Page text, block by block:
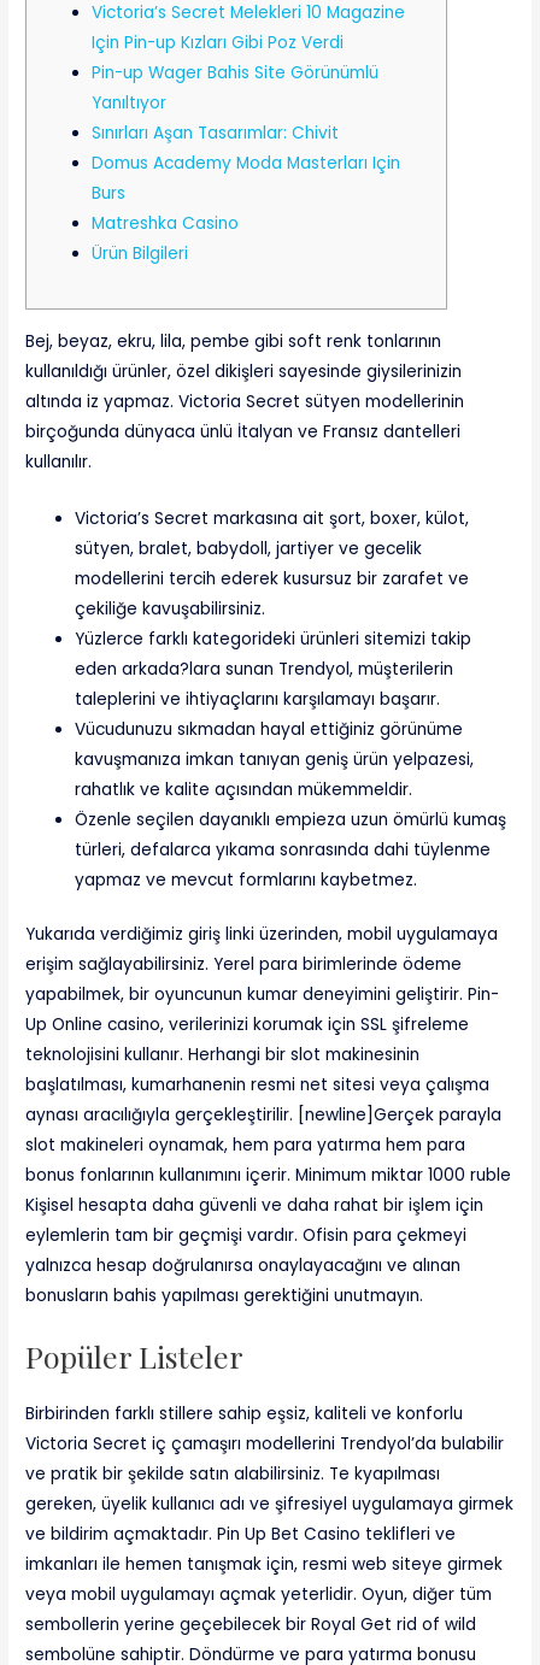
Victoria’s Secret Melekleri 10 Magazine
Için Pin-up Kızları Gibi Poz Verdi
Pin-up Wager Bahis Site Görünümlü
Yanıltıyor
Sınırları Aşan Tasarımlar: Chivit
Domus Academy Moda Masterları Için
Burs
Matreshka Casino
Ürün Bilgileri
Bej, beyaz, ekru, lila, pembe gibi soft renk tonlarının
kullanıldığı ürünler, özel dikişleri sayesinde giysilerinizin
altında iz yapmaz. Victoria Secret sütyen modellerinin
birçoğunda dünyaca ünlü İtalyan ve Fransız dantelleri
kullanılır.
Victoria’s Secret markasına ait şort, boxer, külot,
sütyen, bralet, babydoll, jartiyer ve gecelik
modellerini tercih ederek kusursuz bir zarafet ve
çekiliğe kavuşabilirsiniz.
Yüzlerce farklı kategorideki ürünleri sitemizi takip
eden arkada?lara sunan Trendyol, müşterilerin
taleplerini ve ihtiyaçlarını karşılamayı başarır.
Vücudunuzu sıkmadan hayal ettiğiniz görünüme
kavuşmanıza imkan tanıyan geniş ürün yelpazesi,
rahatlık ve kalite açısından mükemmeldir.
Özenle seçilen dayanıklı empieza uzun ömürlü kumaş
türleri, defalarca yıkama sonrasında dahi tüylenme
yapmaz ve mevcut formlarını kaybetmez.
Yukarıda verdiğimiz giriş linki üzerinden, mobil uygulamaya
erişim sağlayabilirsiniz. Yerel para birimlerinde ödeme
yapabilmek, bir oyuncunun kumar deneyimini geliştirir. Pin-
Up Online casino, verilerinizi korumak için SSL şifreleme
teknolojisini kullanır. Herhangi bir slot makinesinin
başlatılması, kumarhanenin resmi net sitesi veya çalışma
aynası aracılığıyla gerçekleştirilir. [newline]Gerçek parayla
slot makineleri oynamak, hem para yatırma hem para
bonus fonlarının kullanımını içerir. Minimum miktar 1000 ruble
Kişisel hesapta daha güvenli ve daha rahat bir işlem için
eylemlerin tam bir geçmişi vardır. Ofisin para çekmeyi
yalnızca hesap doğrulanırsa onaylayacağını ve alınan
bonusların bahis yapılması gerektiğini unutmayın.
Popüler Listeler
Birbirinden farklı stillere sahip eşsiz, kaliteli ve konforlu
Victoria Secret iç çamaşırı modellerini Trendyol’da bulabilir
ve pratik bir şekilde satın alabilirsiniz. Te kyapılması
gereken, üyelik kullanıcı adı ve şifresiyel uygulamaya girmek
ve bildirim açmaktadır. Pin Up Bet Casino teklifleri ve
imkanları ile hemen tanışmak için, resmi web siteye girmek
veya mobil uygulamayı açmak yeterlidir. Oyun, diğer tüm
sembollerin yerine geçebilecek bir Royal Get rid of wild
sembolüne sahiptir. Döndürme ve para yatırma bonusu